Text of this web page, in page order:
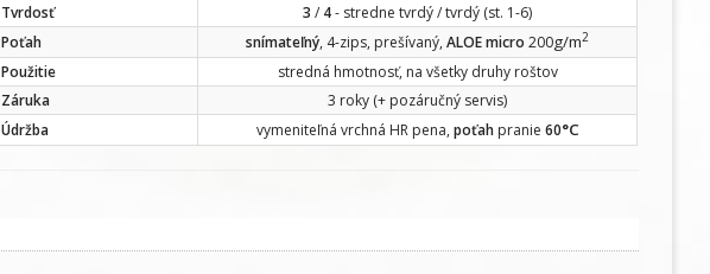
Tvrdosť
3/ 4- stredne tvrdý / tvrdý (st. 1-6)
Poťah
snímateľný, 4-zips, prešívaný,ALOE micro 200g/m2
Použitie
stredná hmotnosť, na všetky druhy roštov
Záruka
3 roky (+ pozáručný servis)
Údržba
vymeniteľná vrchná HR pena, poťahpranie 60°C